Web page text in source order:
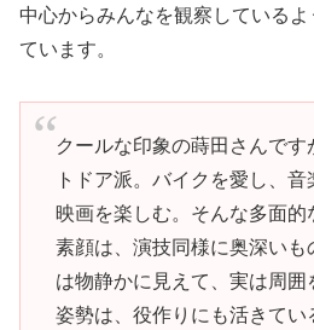
中心からみんなを観察している
ています。
クールな印象の蒔田さんです
トドア派。バイクを愛し、
映画を楽しむ。そんな多面
素顔は、演技同様に奥深いも
は物静かに見えて、実は周囲
姿勢は、役作りにも活きてい